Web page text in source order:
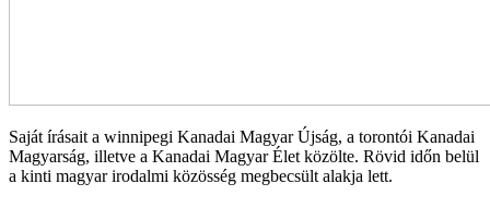
Saját írásait a winnipegi Kanadai Magyar Újság, a torontói Kanadai
Magyarság, illetve a Kanadai Magyar Élet közölte. Rövid időn belül
a kinti magyar irodalmi közösség megbecsült alakja lett.